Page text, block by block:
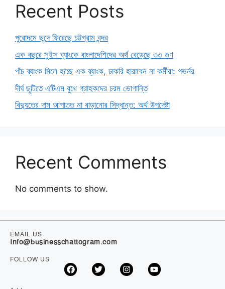
Recent Posts
পুরোদমে ছন্দে ফিরেছে চট্টগ্রাম বন্দর
এক বছরে সুইস ব্যাংকে বাংলাদেশিদের অর্থ বেড়েছে ৩৩ গুণ
পাঁচ ব্যাংক মিলে হচ্ছে এক ব্যাংক, চাকরি হারাবেন না কর্মীরা: গভর্নর
দীর্ঘ ছুটিতে এটিএম বুথে গ্রাহকদের চরম ভোগান্তি
বিদ্যুতের দাম আপাতত না বাড়ানোর সিদ্ধান্ত: অর্থ উপদেষ্টা
Recent Comments
No comments to show.
EMAIL US
Info@businesschattogram.com
FOLLOW US